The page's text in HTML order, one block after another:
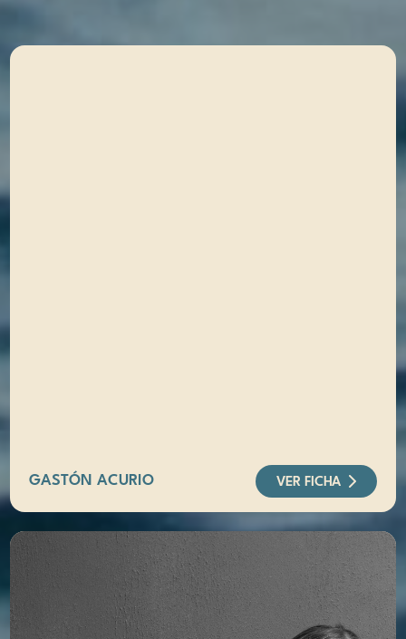
GASTÓN ACURIO VER FICHA